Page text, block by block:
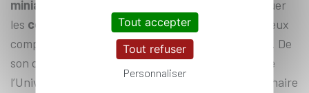
miniatures en laboratoire
et tente de reconstituer
les conditions primordiales de l’univers
pour mieux
comprendre le
champ magnétique
et son origine. De
son côté,
Pisin Chen, professeur de cosmologie de
l’Université nationale de Taiwan et lauréat de la Chaire
Tout accepter
Tout refuser
Personnaliser